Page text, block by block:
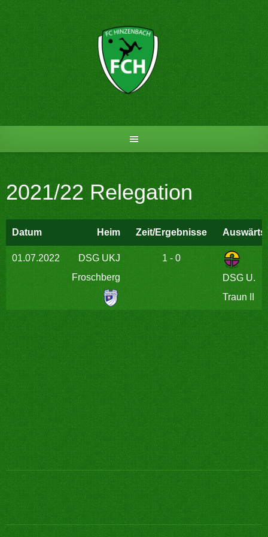
to
2021/22 Relegation
Datum Heim Zeit/Ergebnisse Auswärts
01.07.2022
DSG UKJ
Froschberg
1 - 0
DSG U.
Traun II